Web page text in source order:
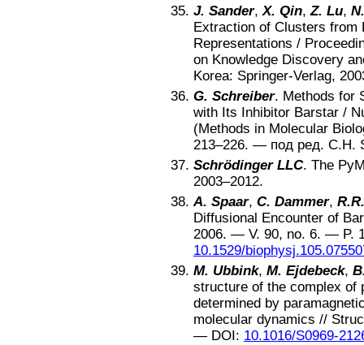
J. Sander,X. Qin,Z. Lu,
Extraction of Clusters from
Representations /
on Knowledge Discovery
Korea: Springer-Verlag,
G. Schreiber. Methods for
with Its Inhibitor Barstar /
(Methods in Molecular
213–226. — под ред. C.H.
Schrödinger LLC. The
2003–2012.
A. Spaar, C. Dammer,
Diffusional Encounter of
2006. — V. 90, no. 6. — P.
10.1529/
M. Ubbink, M. Ejdebeck,
structure of the complex of
determined by
molecular dynamics //
— DOI: 10.1016/S0969-